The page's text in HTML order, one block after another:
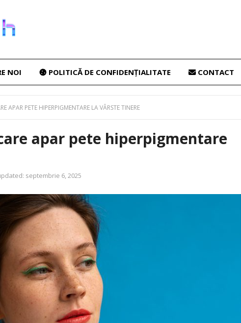
NOI POLITICĂ DE CONFIDENȚIALITATE CONTACT
APAR PETE HIPERPIGMENTARE LA VÂRSTE TINERE
apar pete hiperpigmentare
septembrie 6, 2025